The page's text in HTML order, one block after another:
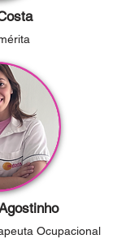
Ocupacional